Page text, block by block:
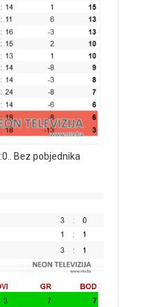
Bez pobjednika